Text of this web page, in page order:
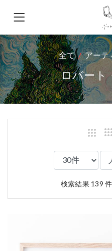
全て アーテ
ロバート
検索結果 139